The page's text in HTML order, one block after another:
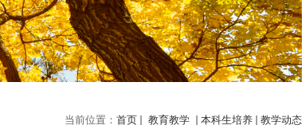
当前位置： 首页 教育教学 本科生培养 教学动态